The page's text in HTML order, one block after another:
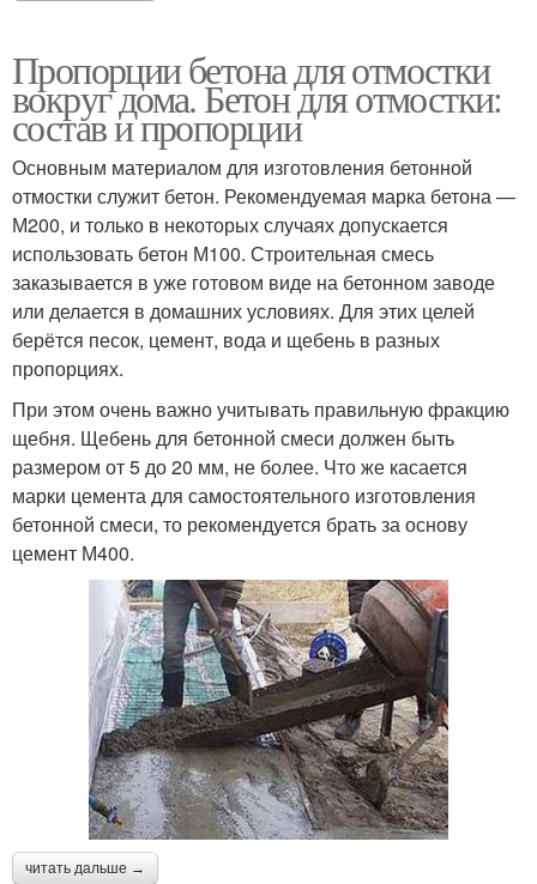
Пропорции бетона для отмостки
вокруг дома. Бетон для отмостки:
состав и пропорции
Основным материалом для изготовления бетонной
отмостки служит бетон. Рекомендуемая марка бетона —
М200, и только в некоторых случаях допускается
использовать бетон М100. Строительная смесь
заказывается в уже готовом виде на бетонном заводе
или делается в домашних условиях. Для этих целей
берётся песок, цемент, вода и щебень в разных
пропорциях.
При этом очень важно учитывать правильную фракцию
щебня. Щебень для бетонной смеси должен быть
размером от 5 до 20 мм, не более. Что же касается
марки цемента для самостоятельного изготовления
бетонной смеси, то рекомендуется брать за основу
цемент М400.
читать дальше →